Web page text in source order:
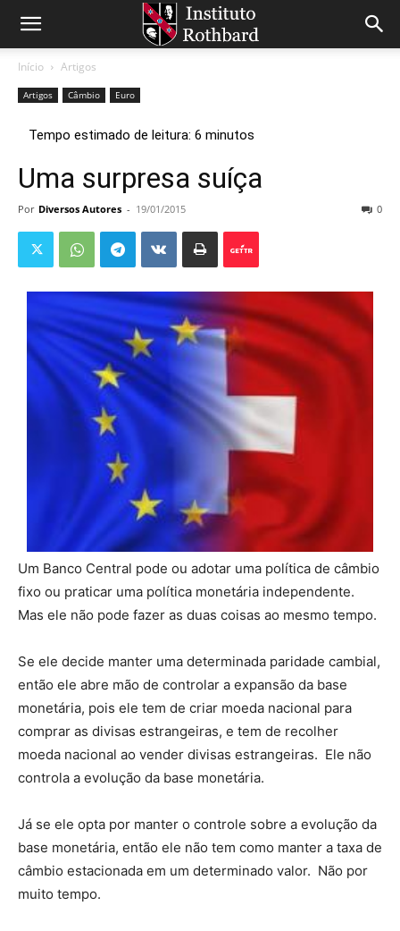
Início Artigos
Artigos Câmbio Euro
Uma surpresa suíça
Por Diversos Autores - 19/01/2015 0
Um Banco Central pode ou adotar uma política de câmbio
fixo ou praticar uma política monetária independente.
Mas ele não pode fazer as duas coisas ao mesmo tempo.
Se ele decide manter uma determinada paridade cambial,
então ele abre mão de controlar a expansão da base
monetária, pois ele tem de criar moeda nacional para
comprar as divisas estrangeiras, e tem de recolher
moeda nacional ao vender divisas estrangeiras. Ele não
controla a evolução da base monetária.
Já se ele opta por manter o controle sobre a evolução da
base monetária, então ele não tem como manter a taxa de
câmbio estacionada em um determinado valor. Não por
muito tempo.